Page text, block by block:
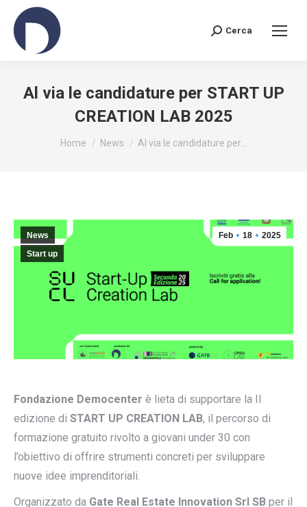
Search:
Cerca
Al via le candidature per START UP
CREATION LAB 2025
You are here:
Home News Al via le candidature per…
Feb 18 2025
News
Start up
Fondazione Democenter è lieta di supportare la II
edizione di START UP CREATION LAB, il percorso di
formazione gratuito rivolto a giovani under 30 con
l’obiettivo di offrire strumenti concreti per sviluppare
nuove idee imprenditoriali.
Organizzato da Gate Real Estate Innovation Srl SB per il